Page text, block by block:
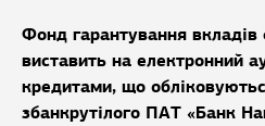
Фонд гарантування вкладів
виставить на електронний
кредитами, що
збанкрутілого ПАТ «Банк